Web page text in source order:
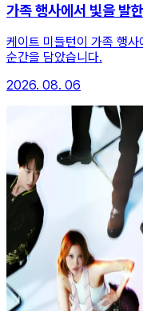
가족 행사에서 빛을 발
케이트 미들턴이 가족 행
순간을 담았습니다.
2026. 08. 06